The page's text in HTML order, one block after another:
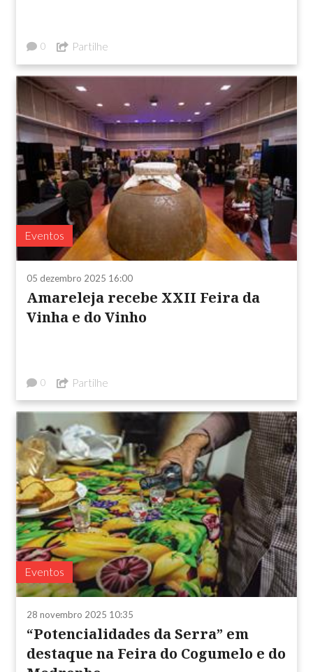
0 Partilhe
Eventos
05 dezembro 2025 16:00
Amareleja recebe XXII Feira da
Vinha e do Vinho
0 Partilhe
Eventos
28 novembro 2025 10:35
“Potencialidades da Serra” em
destaque na Feira do Cogumelo e do